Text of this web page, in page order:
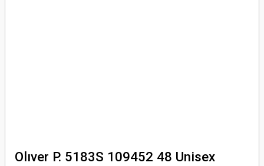
Olıver P. 5183S 109452 48 Unisex